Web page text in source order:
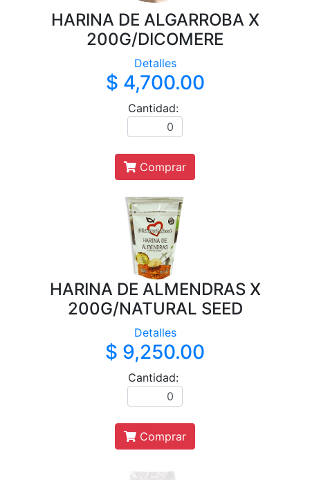
HARINA DE ALGARROBA X
200G/DICOMERE
Detalles
$ 4,700.00
Cantidad:
Comprar
HARINA DE ALMENDRAS X
200G/NATURAL SEED
Detalles
$ 9,250.00
Cantidad:
Comprar